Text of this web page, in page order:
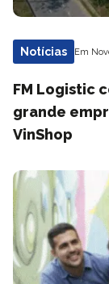
Notícias Em
FM Logistic
grande
VinShop